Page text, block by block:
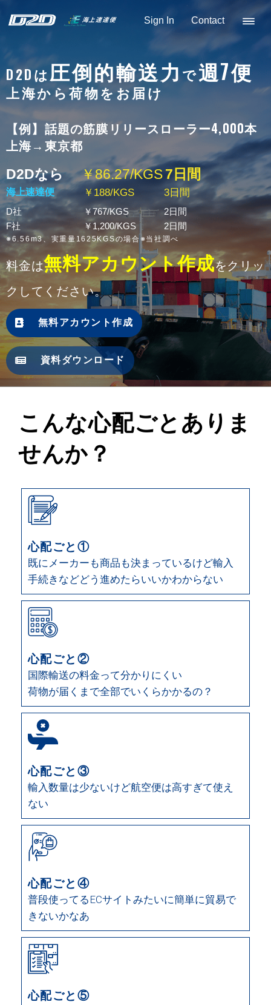
Sign In Contact
D2Dは圧倒的輸送力で週7便
上海から荷物をお届け
【例】話題の筋膜リリースローラー4,000本
上海→東京都
D2Dなら
海上速達便
￥86.27/KGS
￥188/KGS
7日間
3日間
D社
F社
￥767/KGS
￥1,200/KGS
2日間
2日間
​※6.56m3、実重量1625KGSの場合※当社調べ
料金は無料アカウント作成をクリッ
クしてください。
無料アカウント作成
資料ダウンロード
こんな心配ごとありま
せんか？
心配ごと①
既にメーカーも商品も決まっているけど輸入
手続きなどどう進めたらいいかわからない
心配ごと②
国際輸送の料金って分かりにくい
荷物が届くまで全部でいくらかかるの？
心配ごと③
輸入数量は少ないけど航空便は高すぎて使え
ない
心配ごと④
普段使ってるECサイトみたいに簡単に貿易で
きないかなあ
心配ごと⑤